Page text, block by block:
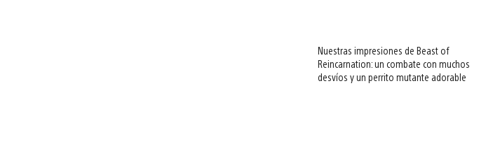
Nuestras impresiones de Beast of
Reincarnation: un combate con muchos
desvíos y un perrito mutante adorable